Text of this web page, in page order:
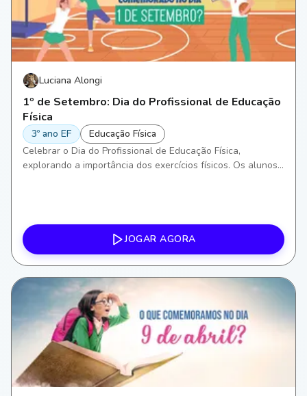
Luciana Alongi
1º de Setembro: Dia do Profissional de Educação
Física
3º ano EF
Educação Física
Celebrar o Dia do Profissional de Educação Física,
explorando a importância dos exercícios físicos. Os alunos
trabalho em equipe.
JOGAR AGORA